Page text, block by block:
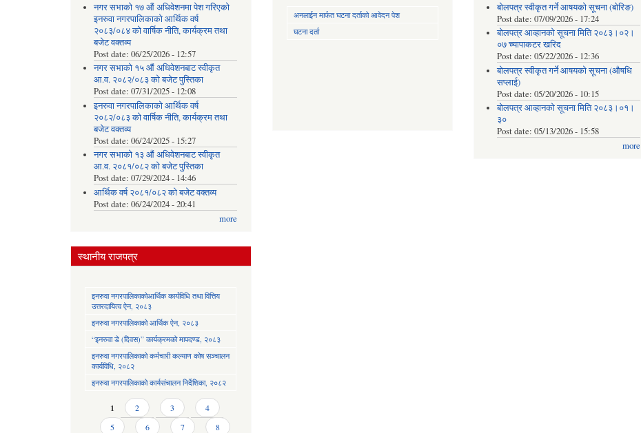
नगर सभाको १७ औं अधिवेशनमा पेश गरिएको
इनरुवा नगरपालिकाको आर्थिक वर्ष
२०८३/०८४ को वार्षिक नीति, कार्यक्रम तथा
बजेट वक्तव्य
Post date: 06/25/2026 - 12:57
नगर सभाको १५ औं अधिवेशनबाट स्वीकृत
आ.व. २०८२/०८३ को बजेट पुस्तिका
Post date: 07/31/2025 - 12:08
इनरुवा नगरपालिकाको आर्थिक वर्ष
२०८२/०८३ को वार्षिक नीति, कार्यक्रम तथा
बजेट वक्तव्य
Post date: 06/24/2025 - 15:27
नगर सभाको १३ औं अधिवेशनबाट स्वीकृत
आ.व. २०८१/०८२ को बजेट पुस्तिका
Post date: 07/29/2024 - 14:46
आर्थिक वर्ष २०८१/०८२ को बजेट वक्तव्य
Post date: 06/24/2024 - 20:41
more
स्थानीय राजपत्र
इनरुवा नगरपालिकाकोआर्थिक कार्यविधि तथा वित्तिय
उत्तरदायित्व ऐन, २०८३
इनरुवा नगरपालिकाको आर्थिक ऐन, २०८३
“इनरुवा डे (दिवस)” कार्यक्रमको मापदण्ड, २०८३
इनरुवा नगरपालिकाको कर्मचारी कल्याण कोष सञ्चालन
कार्यविधि, २०८२
इनरुवा नगरपालिकाको कार्यसंचालन निर्देशिका, २०८२
Pages1 2 3
4
5
6 7
8
अनलाईन मार्फत घटना दर्ताको आवेदन पेश
घटना दर्ता
बोलपत्र स्वीकृत गर्ने आषयको सूचना (बोरिङ)
Post date: 07/09/2026 - 17:24
बोलपत्र आव्हानको सूचना मिति २०८३।०२।
०७ च्यापाकटर खरिद
Post date: 05/22/2026 - 12:36
बोलपत्र स्वीकृत गर्ने आषयको सूचना (औषधि
सप्लाई)
Post date: 05/20/2026 - 10:15
बोलपत्र आव्हानको सूचना मिति २०८३।०१।
३०
Post date: 05/13/2026 - 15:58
more